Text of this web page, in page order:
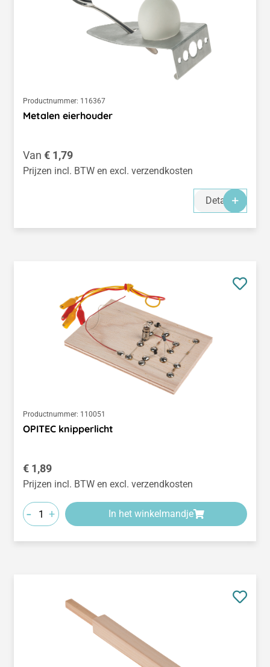
Productnummer: 116367
Metalen eierhouder
Normale prijs:
Van € 1,79
Prijzen incl. BTW en excl. verzendkosten
Details
Productnummer: 110051
OPITEC knipperlicht
Normale prijs:
€ 1,89
Prijzen incl. BTW en excl. verzendkosten
- + In het winkelmandje